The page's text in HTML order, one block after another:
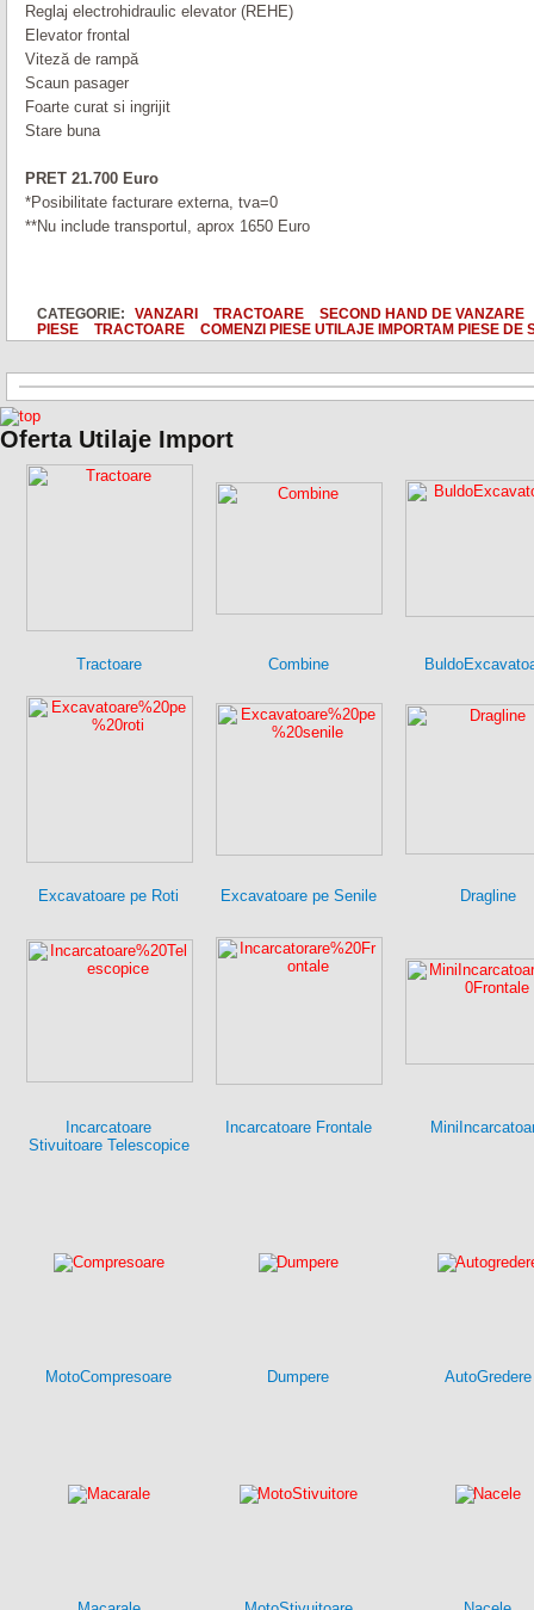
Reglaj electrohidraulic elevator (REHE)
Elevator frontal
Viteză de rampă
Scaun pasager
Foarte curat si ingrijit
Stare buna
PRET 21.700 Euro
*Posibilitate facturare externa, tva=0
**Nu include transportul, aprox 1650 Euro
CATEGORIE: VANZARI TRACTOARE
SECOND HAND DE VANZARE
PIESE
TRACTOARE COMENZI PIESE UTILAJE IMPORTAM PIESE DE
Oferta Utilaje Import
Tractoare Combine
Excavatoare pe Roti Excavatoare pe Senile Dragline
Incarcatoare
Stivuitoare Telescopice
Incarcatoare Frontale
MotoCompresoare Dumpere AutoGredere